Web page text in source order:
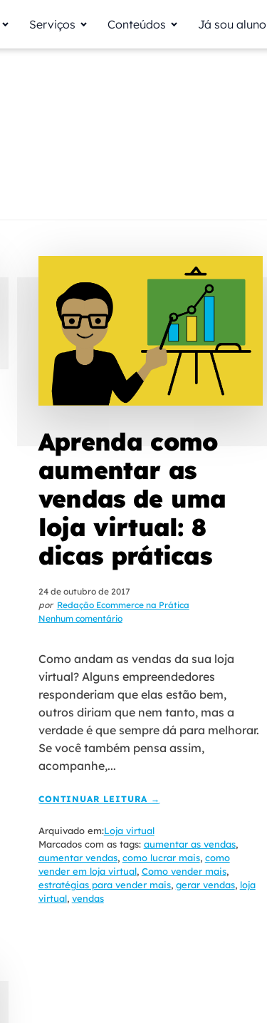
Serviços Conteúdos Já sou aluno
Aprenda como
aumentar as
vendas de uma
loja virtual: 8
dicas práticas
24 de outubro de 2017
por Redação Ecommerce na Prática
Nenhum comentário
Como andam as vendas da sua loja
virtual? Alguns empreendedores
responderiam que elas estão bem,
outros diriam que nem tanto, mas a
verdade é que sempre dá para melhorar.
Se você também pensa assim,
acompanhe,...
CONTINUAR LEITURA →
Arquivado em:Loja virtual
Marcados com as tags: aumentar as vendas,
aumentar vendas, como lucrar mais, como
vender em loja virtual, Como vender mais,
estratégias para vender mais, gerar vendas, loja
virtual, vendas